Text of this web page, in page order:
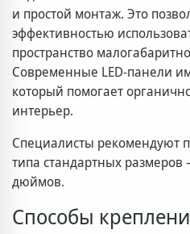
и простой монтаж. Это
эффективностью
пространство
Современные LED-панели
который помогает
интерьер.
Специалисты рекомендуют
типа стандартных
дюймов.
Способы